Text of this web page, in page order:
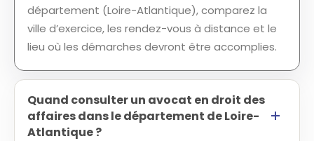
département (Loire-Atlantique), comparez la
ville d’exercice, les rendez-vous à distance et le
lieu où les démarches devront être accomplies.
Quand consulter un avocat en droit des
affaires dans le département de Loire-
Atlantique ?